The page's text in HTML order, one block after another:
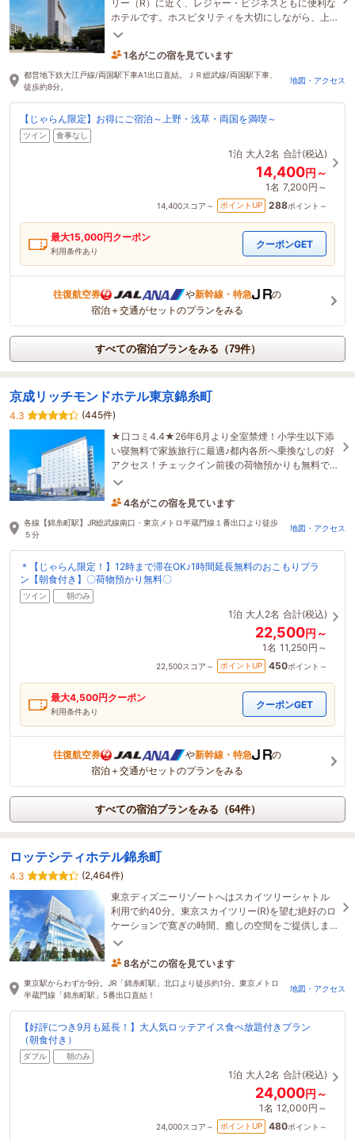
リー（R）に近く、レジャー・ビジネスともに便利な
ホテルです。ホスピタリティを大切にしながら、上
質なひとときを演出します。
10分前に予約されました
都営地下鉄大江戸線/両国駅下車A1出口直結。ＪＲ総武線/両国駅下車、
徒歩約8分。
地図・アクセス
【じゃらん限定】お得にご宿泊～上野・浅草・両国を満喫～
ツイン 食事なし
1泊 大人2名 合計(税込)
14,400円～
1名 7,200円～
14,400スコア～ ポイントUP 288ポイント～
最大15,000円クーポン
利用条件あり
クーポンGET
往復航空券 や新幹線・特急
の
宿泊＋交通がセットのプランをみる
すべての宿泊プランをみる（79件）
京成リッチモンドホテル東京錦糸町
4.3
(445件)
★口コミ4.4★26年6月より全室禁煙！小学生以下添
い寝無料で家族旅行に最適♪都内各所へ乗換なしの好
アクセス！チェックイン前後の荷物預かりも無料で
承ります♪東京滞在の拠点に是非どうぞ。
1時間前に予約されました
各線【錦糸町駅】JR総武線南口・東京メトロ半蔵門線１番出口より徒歩
５分
地図・アクセス
＊【じゃらん限定！】12時まで滞在OK♪1時間延長無料のおこもりプラ
ン【朝食付き】〇荷物預かり無料〇
ツイン 朝のみ
1泊 大人2名 合計(税込)
22,500円～
1名 11,250円～
22,500スコア～ ポイントUP 450ポイント～
最大4,500円クーポン
利用条件あり
クーポンGET
往復航空券 や新幹線・特急
の
宿泊＋交通がセットのプランをみる
すべての宿泊プランをみる（64件）
ロッテシティホテル錦糸町
4.3
(2,464件)
東京ディズニーリゾートへはスカイツリーシャトル
利用で約40分。東京スカイツリー(R)を望む絶好のロ
ケーションで寛ぎの時間、癒しの空間をご提供しま
す。
1時間前に予約されました
東京駅からわずか9分。JR「錦糸町駅」北口より徒歩約1分。東京メトロ
半蔵門線「錦糸町駅」5番出口直結！
地図・アクセス
【好評につき9月も延長！】大人気ロッテアイス食べ放題付きプラン
（朝食付き）
ダブル 朝のみ
1泊 大人2名 合計(税込)
24,000円～
1名 12,000円～
24,000スコア～ ポイントUP 480ポイント～